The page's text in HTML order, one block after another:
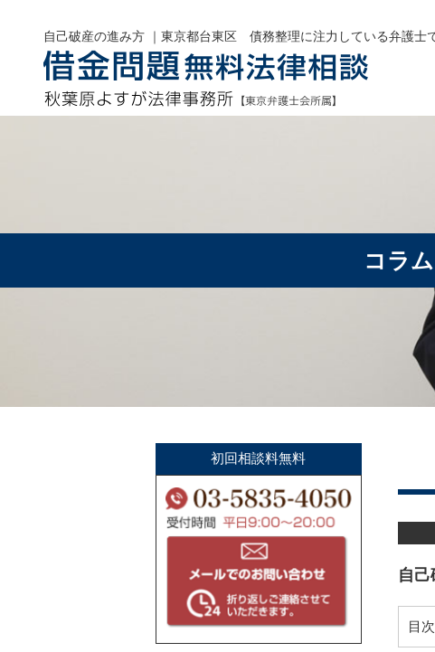
自己破産の進み方 ｜東京都台東区 債務整理に注力している弁護士
コラム
自
目次
初回相談料無料